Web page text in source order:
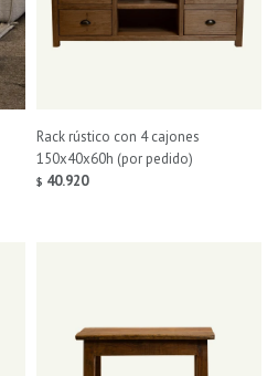
Rack rústico con 4 cajones
150x40x60h (por pedido)
$ 40.920